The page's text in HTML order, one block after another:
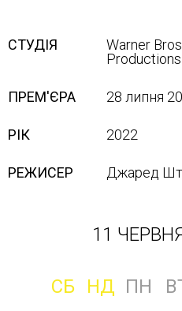
СТУДІЯ
Warner
Productions
ПРЕМ'ЄРА 28 липня
РІК 2022
РЕЖИСЕР Джаред
11
СБ НД ПН